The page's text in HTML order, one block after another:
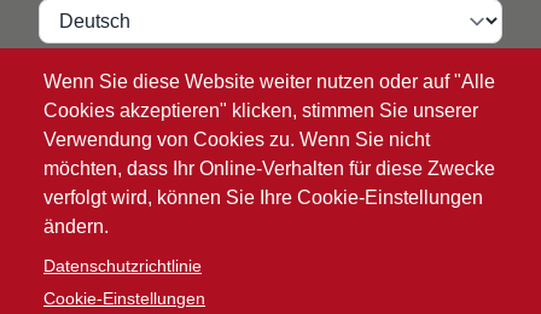
Wenn Sie diese Website weiter nutzen oder auf "Alle
Cookies akzeptieren" klicken, stimmen Sie unserer
Verwendung von Cookies zu. Wenn Sie nicht
möchten, dass Ihr Online-Verhalten für diese Zwecke
verfolgt wird, können Sie Ihre Cookie-Einstellungen
ändern.
Datenschutzrichtlinie
Cookie-Einstellungen
Sprache
VIP ZONE
Anmelden